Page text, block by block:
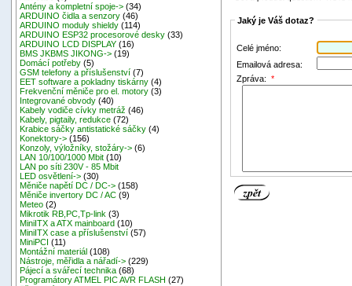
Antény a kompletní spoje-> (34)
ARDUINO čidla a senzory (46)
ARDUINO moduly shieldy (114)
ARDUINO ESP32 procesorové desky (33)
ARDUINO LCD DISPLAY (16)
BMS JKBMS JIKONG-> (19)
Domácí potřeby (5)
GSM telefony a příslušenství (7)
EET software a pokladny tiskárny (4)
Frekvenční měniče pro el. motory (3)
Integrované obvody (40)
Kabely vodiče cívky metráž (46)
Kabely, pigtaily, redukce (72)
Krabice sáčky antistatické sáčky (4)
Konektory-> (156)
Konzoly, výložníky, stožáry-> (6)
LAN 10/100/1000 Mbit (10)
LAN po síti 230V - 85 Mbit
LED osvětlení-> (30)
Měniče napětí DC / DC-> (158)
Měniče invertory DC / AC (9)
Meteo (2)
Mikrotik RB,PC,Tp-link (3)
MiniITX a ATX mainboard (10)
MiniITX case a příslušenství (57)
MiniPCI (11)
Montážní materiál (108)
Nástroje, měřidla a nářadí-> (229)
Pájecí a svářecí technika (68)
Programátory ATMEL PIC AVR FLASH (27)
Jaký je Váš dotaz?
Celé jméno:
Emailová adresa:
Zpráva: *